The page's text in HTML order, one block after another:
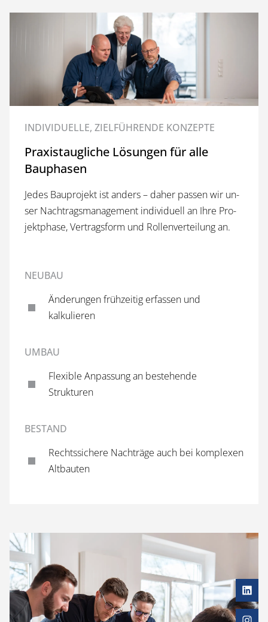
INDIVIDUELLE, ZIELFÜHRENDE KONZEPTE
Praxistaugliche Lösungen für alle
Bauphasen
Je­des Bau­pro­jekt ist an­ders – da­her pas­sen wir un­
ser Nach­trags­ma­nage­ment in­di­vi­du­ell an Ih­re Pro­
jekt­pha­se, Ver­trags­form und Rollenverteilung an.
NEUBAU
Än­de­run­gen früh­zei­tig er­fas­sen und
kalkulieren
UMBAU
Fle­xi­ble An­pas­sung an bestehende
Strukturen
BESTAND
Rechts­si­che­re Nach­trä­ge auch bei komplexen
Altbauten